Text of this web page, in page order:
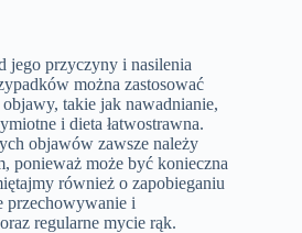
jego przyczyny i nasilenia
można zastosować
takie jak nawadnianie,
i dieta łatwostrawna.
objawów zawsze należy
ponieważ może być konieczna
również o zapobieganiu
przechowywanie i
regularne mycie rąk.